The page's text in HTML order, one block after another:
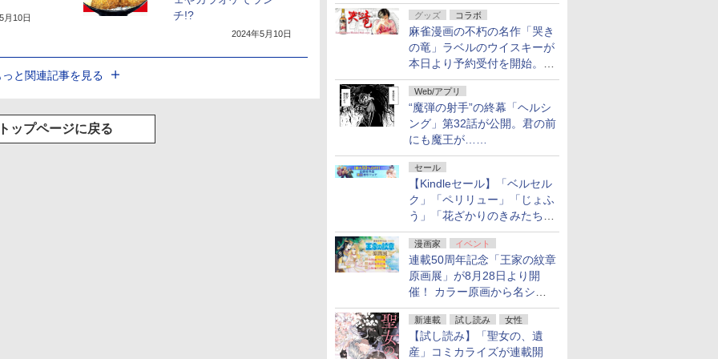
ルの電子書籍が最大65％オ
フ！「Kindle本サマーセー
ル」第2弾が開催中！
グッズ コラボ
麻雀漫画の不朽の名作「哭き
の竜」ラベルのウイスキーが
本日より予約受付を開始。8
月16日まで
Web/アプリ
“魔弾の射手”の終幕「ヘルシ
ング」第32話が公開。君の前
にも魔王が……
セール
【Kindleセール】「ベルセル
ク」「ペリリュー」「じょふ
う」「花ざかりのきみたち
へ」などが最大50％オフ！
「白泉社 夏の大割引セー
ル」が開催中！
漫画家 イベント
連載50周年記念「王家の紋章
原画展」が8月28日より開
催！ カラー原画から名シー
ンの原稿まで
新連載 試し読み 女性
【試し読み】「聖女の、遺
産」コミカライズが連載開
月10日
チ!?
2024年5月10日
と関連記事を見る
ップページに戻る